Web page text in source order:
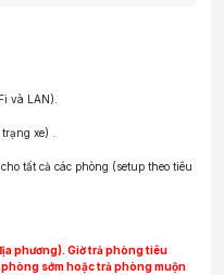
và LAN).
xe) .
tất cả các phòng (setup theo tiêu
phương). Giờ trả phòng tiêu
sớm hoặc trả phòng muộn